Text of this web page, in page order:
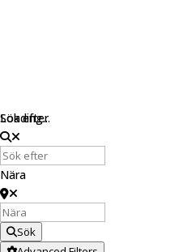
Loading...
Sök efter
Nära
Sök